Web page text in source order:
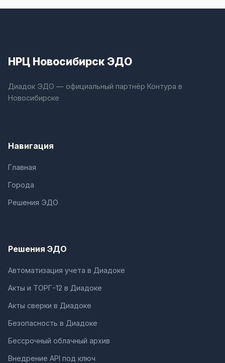
НРЦ Новосибирск ЭДО
Диадок ЭДО — официальный партнёр Контура в
Новосибирске
Навигация
Главная
Города
Решения ЭДО
Решения ЭДО
Автоматизация учета в Диадоке
Акты и ТОРГ-12 в Диадоке
Акты сверки в Диадоке
Безопасность в Диадоке
Бессрочный облачный архив
Внедрение API под ключ